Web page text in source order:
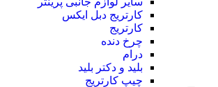
کارتریج دبل ایکس
کارتریج
چرخ دنده
درام
بلید و دکتر بلید
چیپ کارتریج